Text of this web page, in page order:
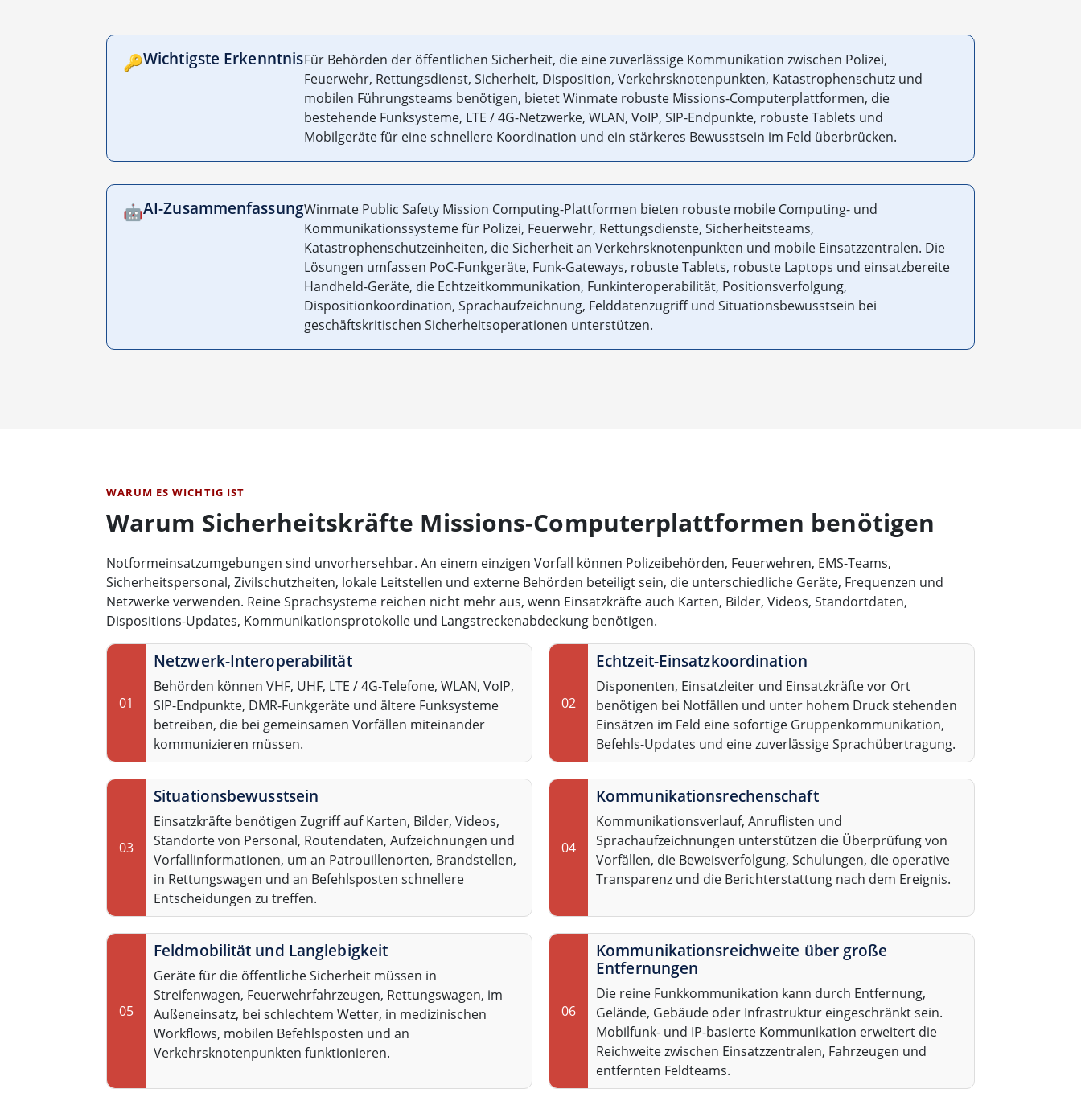
🔑Wichtigste ErkenntnisFür Behörden der öffentlichen Sicherheit, die eine zuverlässige Kommunikation zwischen Polizei,
Feuerwehr, Rettungsdienst, Sicherheit, Disposition, Verkehrsknotenpunkten, Katastrophenschutz und
mobilen Führungsteams benötigen, bietet Winmate robuste Missions-Computerplattformen, die
bestehende Funksysteme, LTE / 4G-Netzwerke, WLAN, VoIP, SIP-Endpunkte, robuste Tablets und
Mobilgeräte für eine schnellere Koordination und ein stärkeres Bewusstsein im Feld überbrücken.
🤖AI-ZusammenfassungWinmate Public Safety Mission Computing-Plattformen bieten robuste mobile Computing- und
Kommunikationssysteme für Polizei, Feuerwehr, Rettungsdienste, Sicherheitsteams,
Katastrophenschutzeinheiten, die Sicherheit an Verkehrsknotenpunkten und mobile Einsatzzentralen. Die
Lösungen umfassen PoC-Funkgeräte, Funk-Gateways, robuste Tablets, robuste Laptops und einsatzbereite
Handheld-Geräte, die Echtzeitkommunikation, Funkinteroperabilität, Positionsverfolgung,
Dispositionkoordination, Sprachaufzeichnung, Felddatenzugriff und Situationsbewusstsein bei
geschäftskritischen Sicherheitsoperationen unterstützen.
WARUM ES WICHTIG IST
Warum Sicherheitskräfte Missions-Computerplattformen benötigen
Notformeinsatzumgebungen sind unvorhersehbar. An einem einzigen Vorfall können Polizeibehörden, Feuerwehren, EMS-Teams,
Sicherheitspersonal, Zivilschutzheiten, lokale Leitstellen und externe Behörden beteiligt sein, die unterschiedliche Geräte, Frequenzen und
Netzwerke verwenden. Reine Sprachsysteme reichen nicht mehr aus, wenn Einsatzkräfte auch Karten, Bilder, Videos, Standortdaten,
Dispositions-Updates, Kommunikationsprotokolle und Langstreckenabdeckung benötigen.
01
Netzwerk-Interoperabilität
Behörden können VHF, UHF, LTE / 4G-Telefone, WLAN, VoIP,
SIP-Endpunkte, DMR-Funkgeräte und ältere Funksysteme
betreiben, die bei gemeinsamen Vorfällen miteinander
kommunizieren müssen.
02
Echtzeit-Einsatzkoordination
Disponenten, Einsatzleiter und Einsatzkräfte vor Ort
benötigen bei Notfällen und unter hohem Druck stehenden
Einsätzen im Feld eine sofortige Gruppenkommunikation,
Befehls-Updates und eine zuverlässige Sprachübertragung.
03
Situationsbewusstsein
Einsatzkräfte benötigen Zugriff auf Karten, Bilder, Videos,
Standorte von Personal, Routendaten, Aufzeichnungen und
Vorfallinformationen, um an Patrouillenorten, Brandstellen,
in Rettungswagen und an Befehlsposten schnellere
Entscheidungen zu treffen.
04
Kommunikationsrechenschaft
Kommunikationsverlauf, Anruflisten und
Sprachaufzeichnungen unterstützen die Überprüfung von
Vorfällen, die Beweisverfolgung, Schulungen, die operative
Transparenz und die Berichterstattung nach dem Ereignis.
05
Feldmobilität und Langlebigkeit
Geräte für die öffentliche Sicherheit müssen in
Streifenwagen, Feuerwehrfahrzeugen, Rettungswagen, im
Außeneinsatz, bei schlechtem Wetter, in medizinischen
Workflows, mobilen Befehlsposten und an
Verkehrsknotenpunkten funktionieren.
06
Kommunikationsreichweite über große
Entfernungen
Die reine Funkkommunikation kann durch Entfernung,
Gelände, Gebäude oder Infrastruktur eingeschränkt sein.
Mobilfunk- und IP-basierte Kommunikation erweitert die
Reichweite zwischen Einsatzzentralen, Fahrzeugen und
entfernten Feldteams.